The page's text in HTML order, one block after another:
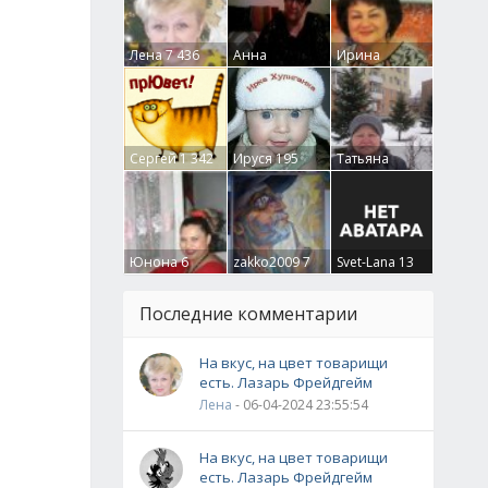
Лена7 436
Анна
Гумлевая0
Ирина
Бруцкая41
Сергей1 342 Ируся195
Татьяна
Крючкова0
Юнона6 zakko20097 Svet-Lana 13
Последние комментарии
На вкус, на цвет товарищи
есть. Лазарь Фрейдгейм
Лена - 06-04-2024 23:55:54
На вкус, на цвет товарищи
есть. Лазарь Фрейдгейм